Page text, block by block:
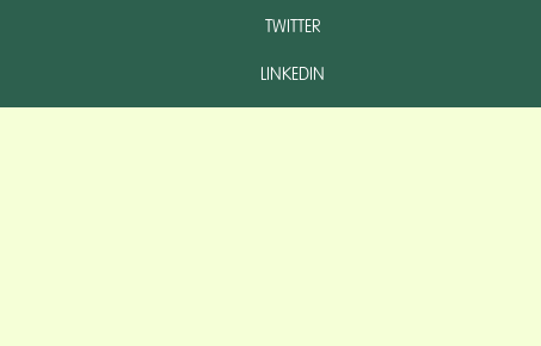
TWITTER
LINKEDIN